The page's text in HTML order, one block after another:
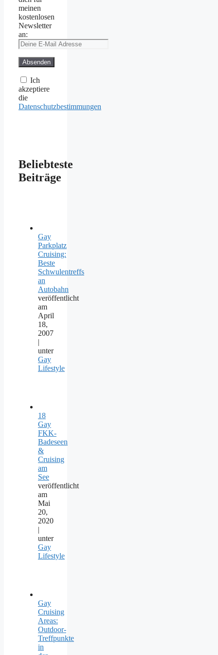
meinen
kostenlosen
Newsletter
an:
Ich
akzeptiere
die
Datenschutzbestimmungen
Beliebteste
Beiträge
Gay
Parkplatz
Cruising:
Beste
Schwulentreffs
an
Autobahn
veröffentlicht
am
April
18,
2007
|
unter
Gay
Lifestyle
18
Gay
FKK-
Badeseen
&
Cruising
am
See
veröffentlicht
am
Mai
20,
2020
|
unter
Gay
Lifestyle
Gay
Cruising
Areas:
Outdoor-
Treffpunkte
in